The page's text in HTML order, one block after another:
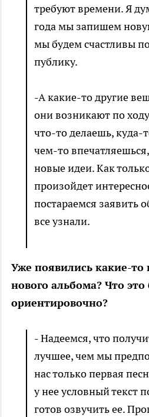
требуют времени. Я
года мы запишем
мы будем счастливы
публику.
-А какие-то другие
они возникают по
что-то делаешь, куда-
чем-то
новые идеи. Как
произойдет
постараемся заявить
все узнали.
Уже появились какие-
нового альбома? Что это
ориентировочно?
- Надеемся, что
лучшее, чем мы
нас только первая
у нее условный текст
готов озвучить ее.